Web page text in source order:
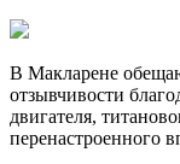
В Макларене
отзывчивости
двигателя,
перенастроенного